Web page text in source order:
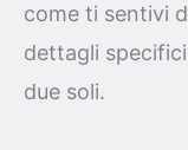
come ti sentivi
dettagli
due soli.